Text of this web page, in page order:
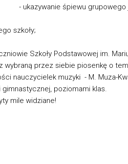
- ukazywanie śpiewu
szkoły;
Szkoły Podstawowej im.
wybraną przez siebie piosenkę o
nauczycielek muzyki - M. Muza-
gimnastycznej, poziomami klas.
mile widziane!